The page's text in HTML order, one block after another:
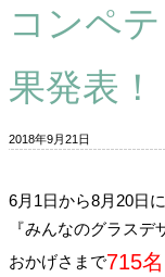
コンペ
果発表！
2018年9月21日
6月1日から8月20日
『みんなのグラスデ
おかげさまで715名